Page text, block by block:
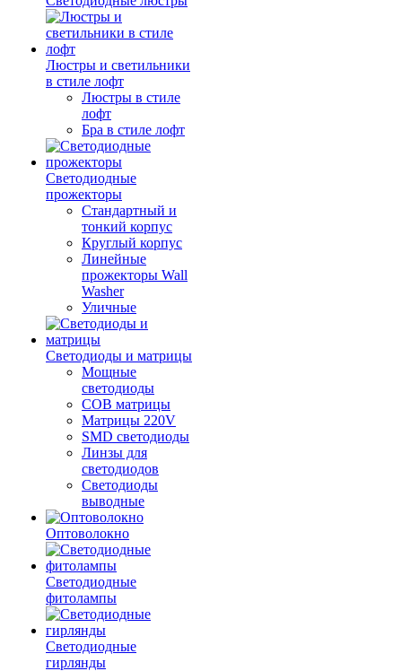
Люстры и светильники
в стиле лофт
Люстры в стиле
лофт
Бра в стиле лофт
Светодиодные
прожекторы
Стандартный и
тонкий корпус
Круглый корпус
Линейные
прожекторы Wall
Washer
Уличные
Светодиоды и матрицы
Мощные
светодиоды
COB матрицы
Матрицы 220V
SMD светодиоды
Линзы для
светодиодов
Светодиоды
выводные
Оптоволокно
Светодиодные
фитолампы
Светодиодные
гирлянды